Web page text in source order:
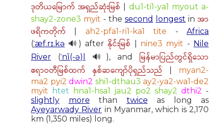
ဒုတိယမြောက် အရှည်ဆုံးမြစ်
du1-ti1-ya1 myout a-
shay2-zone3 myit - the second longest in အာ
ဖရိကတိုက်
ah2-pfa1-ri1-ka1 tite -Africa
(ˈæf.rɪ.kə 🔊) afterနိုင်းမြစ် nine3 myit - Nile
River (ˈnī(-ə)l 🔊), andမြန်မာပြည်တွင်ရှိသော
ဧရာဝတီမြစ်ထက် နှစ်ဆကျော်ပိုရှည်သည်
myan2-
ma2 pyi2 dwin2 shi1-dthau3 ay2-ya2-wa1-de2
myit
htet hna1-hsa1 jau2 po2 shay2 dthi2 -
slightly
more than twice as long as
Ayeyarwady River in Myanmar, which is 2,170
km (1,350 miles) long.